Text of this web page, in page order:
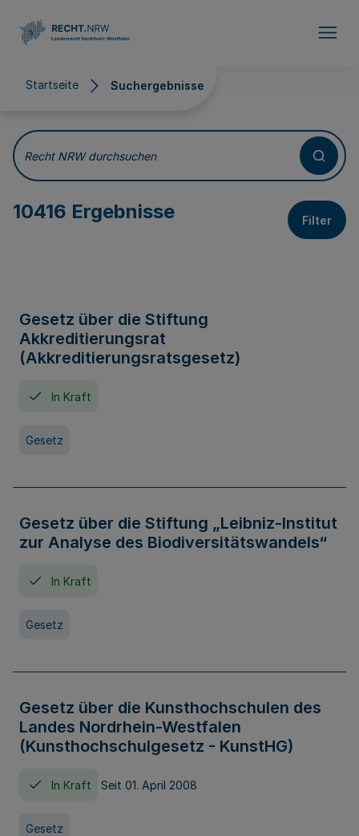
Startseite Suchergebnisse
Suchergebnisse
Recht NRW durchsuchen
10416 Ergebnisse Filter
Gesetz über die Stiftung
Akkreditierungsrat
(Akkreditierungsratsgesetz)
In Kraft
Gesetz
Gesetz über die Stiftung „Leibniz-Institut
zur Analyse des Biodiversitätswandels“
In Kraft
Gesetz
Gesetz über die Kunsthochschulen des
Landes Nordrhein-Westfalen
(Kunsthochschulgesetz - KunstHG)
In Kraft Seit 01. April 2008
Gesetz